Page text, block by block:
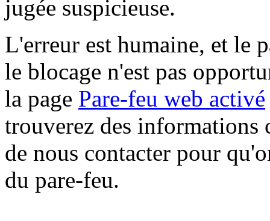
jugée suspicieuse.
L'erreur est humaine, et le
le blocage n'est pas
la page Pare-feu web activé
trouverez des informations
de nous contacter pour
du pare-feu.